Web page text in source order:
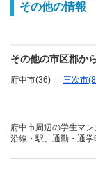
その他の情報
その他の市区郡か
府中市(36) 三次市
府中市周辺の学生マ
沿線・駅、通勤・通